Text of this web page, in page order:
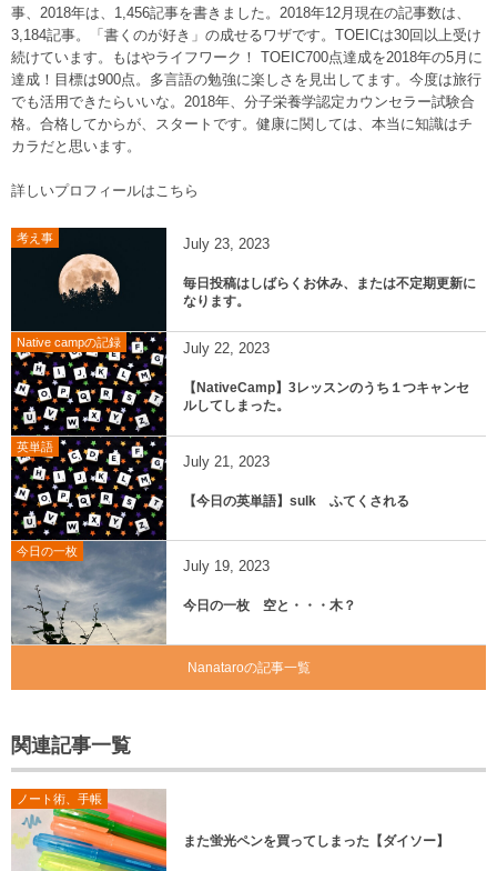
事、2018年は、1,456記事を書きました。2018年12月現在の記事数は、
3,184記事。「書くのが好き」の成せるワザです。TOEICは30回以上受け
続けています。もはやライフワーク！ TOEIC700点達成を2018年の5月に
達成！目標は900点。多言語の勉強に楽しさを見出してます。今度は旅行
でも活用できたらいいな。2018年、分子栄養学認定カウンセラー試験合
格。合格してからが、スタートです。健康に関しては、本当に知識はチ
カラだと思います。
詳しいプロフィールはこちら
考え事 July 23 2023
毎日投稿はしばらくお休み、または不定期更新に
なります。
Native campの記録 July 22 2023
【NativeCamp】3レッスンのうち１つキャンセ
ルしてしまった。
英単語
July 21 2023
【今日の英単語】sulk ふてくされる
今日の一枚
July 19 2023
今日の一枚 空と・・・木？
Nanataroの記事一覧
関連記事一覧
ノート術、手帳
また蛍光ペンを買ってしまった【ダイソー】